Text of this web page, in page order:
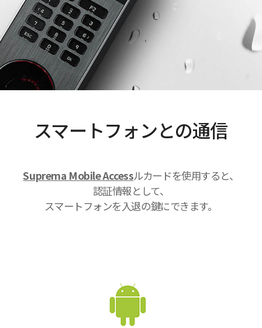
スマートフォンとの通信
Suprema Mobile Accessルカードを使用すると、
認証情報として、
スマートフォンを入退の鍵にできます。